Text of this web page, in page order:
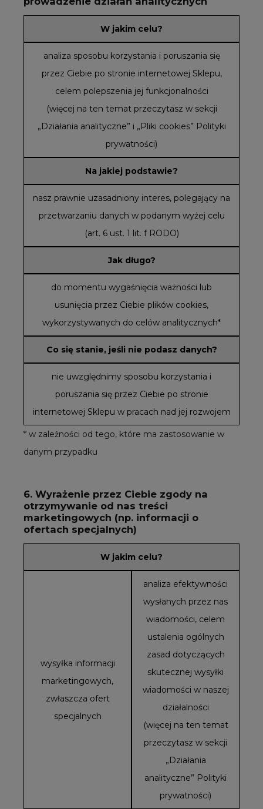
W jakim celu?
analiza sposobu korzystania i poruszania się
przez Ciebie po stronie internetowej Sklepu,
celem polepszenia jej funkcjonalności
(więcej na ten temat przeczytasz w sekcji
„Działania analityczne” i „Pliki cookies” Polityki
prywatności)
Na jakiej podstawie?
nasz prawnie uzasadniony interes, polegający na
przetwarzaniu danych w podanym wyżej celu
(art. 6 ust. 1 lit. f RODO)
Jak długo?
do momentu wygaśnięcia ważności lub
usunięcia przez Ciebie plików cookies,
wykorzystywanych do celów analitycznych*
Co się stanie, jeśli nie podasz danych?
nie uwzględnimy sposobu korzystania i
poruszania się przez Ciebie po stronie
internetowej Sklepu w pracach nad jej rozwojem
* w zależności od tego, które ma zastosowanie w
danym przypadku
6. Wyrażenie przez Ciebie zgody na
otrzymywanie od nas treści
marketingowych (np. informacji o
ofertach specjalnych)
W jakim celu?
wysyłka informacji
marketingowych,
zwłaszcza ofert
specjalnych
analiza efektywności
wysłanych przez nas
wiadomości, celem
ustalenia ogólnych
zasad dotyczących
skutecznej wysyłki
wiadomości w naszej
działalności
(więcej na ten temat
przeczytasz w sekcji
„Działania
analityczne” Polityki
prywatności)